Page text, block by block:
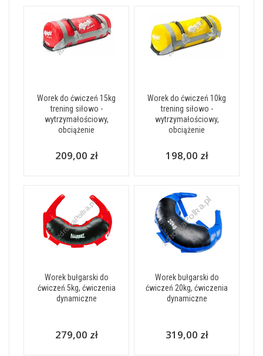
Worek do ćwiczeń 15kg
trening siłowo -
wytrzymałościowy,
obciążenie
209,00 zł
Worek do ćwiczeń 10kg
trening siłowo -
wytrzymałościowy,
obciążenie
198,00 zł
Worek bułgarski do
ćwiczeń 5kg, ćwiczenia
dynamiczne
279,00 zł
Worek bułgarski do
ćwiczeń 20kg, ćwiczenia
dynamiczne
319,00 zł